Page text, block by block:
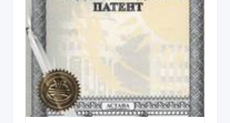
Патентование полезных моделей
03/04/2026 09:43
Юридические услуги
Казахстан, Алматы